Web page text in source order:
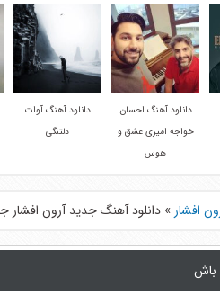
دانلود آهنگ احسان
خواجه امیری عشق و
هوس
دانلود آهنگ آوات
دلتنگی
افشار » دانلود آهنگ جدید آرون افشار
باش